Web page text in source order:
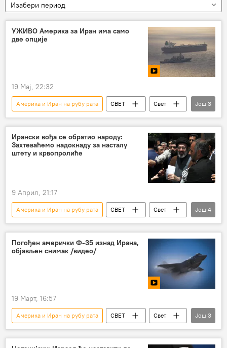
Изабери период
УЖИВО Америка за Иран има само
две опције
19 Мај, 22:32
Америка и Иран на рубу рата СВЕТ
Свет
Свет – политика
Сукоб на Блиском истоку
САД
Још 3
Ирански вођа се обратио народу:
Захтеваћемо надокнаду за насталу
штету и крвопролиће
9 Април, 21:17
Америка и Иран на рубу рата СВЕТ
Свет
Свет – политика
Сукоб на Блиском истоку
САД
Израел
Још 4
Погођен амерички Ф-35 изнад Ирана,
објављен снимак /видео/
19 Март, 16:57
Америка и Иран на рубу рата СВЕТ
Свет
Свет – политика
САД
Сукоб на Блиском истоку
Још 3